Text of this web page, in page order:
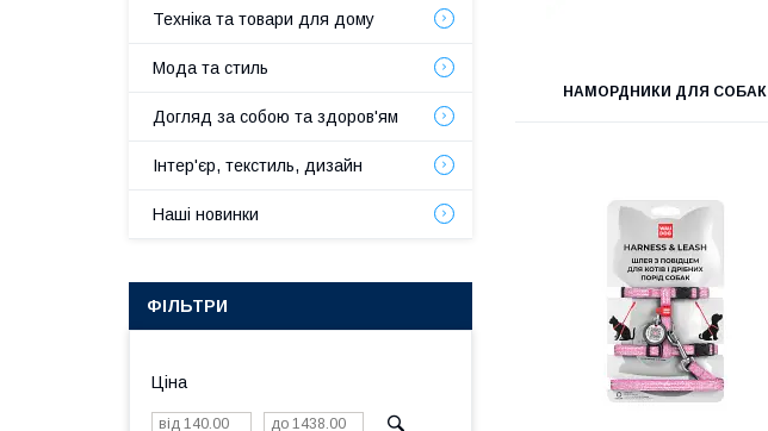
НАМОРДНИКИ ДЛЯ СОБАК
Техніка та товари для дому
Мода та стиль
Догляд за собою та здоров'ям
Інтер'єр, текстиль, дизайн
Наші новинки
ФІЛЬТРИ
Ціна